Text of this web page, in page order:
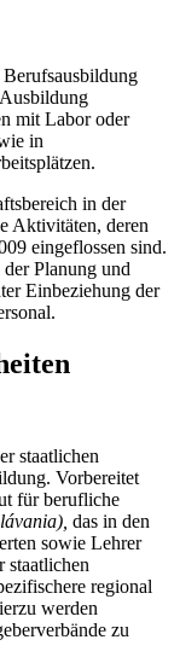
mit Labor oder
in
in der
Aktivitäten, deren
eingeflossen sind.
Planung und
Einbeziehung der
staatlichen
Vorbereitet
für berufliche
das in den
sowie Lehrer
staatlichen
regional
werden
zu